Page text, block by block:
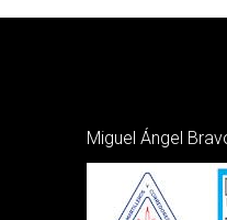
Miguel Ángel